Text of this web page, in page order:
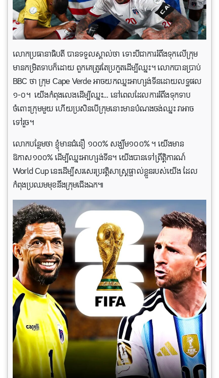
លោកប្រធានាធិបតី បានទទួលស្គាល់ថា ទោះបីជាការរំពឹងទុកលើក្រុម
មានកម្រិតទាបក៏ដោយ ពួកគេត្រូវតែប្រកួតដើម្បីឈ្នះ។ លោកបានប្រាប់
BBC ថា ក្រុម Cape Verde អាចយកឈ្នះអាហ្សង់ទីនដោយលទ្ធផល
១-០។ យើងកំពុងលេងដើម្បីឈ្នះ… នៅពេលដែលការរំពឹងទុកទាប
ចំពោះក្រុមមួយ ហើយប្រសិនបើក្រុមនោះមានបំណងចង់ឈ្នះ វាអាច
ទៅរួច។
លោកបន្ថែមថា ខ្ញុំមានជំនឿ ១០០% សង្ឃឹម១០០% ។ យើងមាន
ឱកាស១០០% ដើម្បីឈ្នះអាហ្សង់ទីន។ យើងបានទៅព្រឹត្តិការណ៍
World Cup នេះដើម្បីសរសេរប្រវត្តិសាស្ត្រផ្ទាល់ខ្លួនរបស់យើង ដែល
កំពុងប្រឈមមុខនឹងក្រុមជើងឯក៕